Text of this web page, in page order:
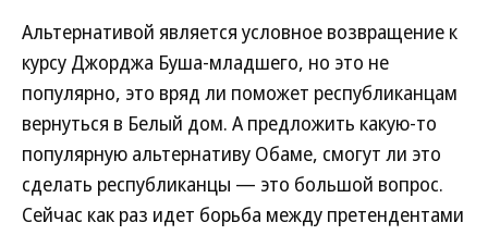
Альтернативой является условное возвращение к
курсу Джорджа Буша-младшего, но это не
популярно, это вряд ли поможет республиканцам
вернуться в Белый дом. А предложить какую-то
популярную альтернативу Обаме, смогут ли это
сделать республиканцы — это большой вопрос.
Сейчас как раз идет борьба между претендентами